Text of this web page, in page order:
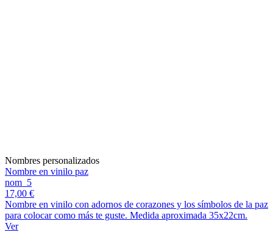
Nombres personalizados
Nombre en vinilo paz
nom_5
17,00 €
Nombre en vinilo con adornos de corazones y los símbolos de la paz
para colocar como más te guste. Medida aproximada 35x22cm.
Ver